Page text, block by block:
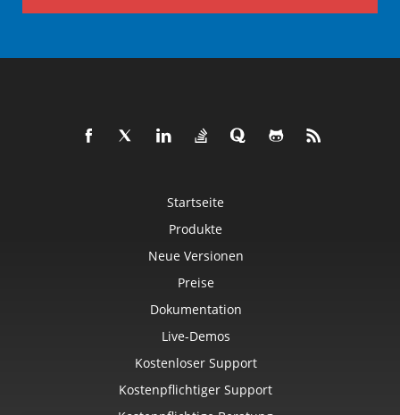
Startseite
Produkte
Neue Versionen
Preise
Dokumentation
Live-Demos
Kostenloser Support
Kostenpflichtiger Support